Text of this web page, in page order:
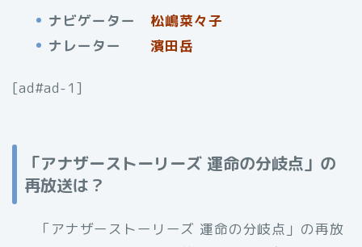
ナビゲーター 松嶋菜々子
ナレーター 濱田岳
[ad#ad-1]
「アナザーストーリーズ 運命の分岐点」の
再放送は？
「アナザーストーリーズ 運命の分岐点」の再放